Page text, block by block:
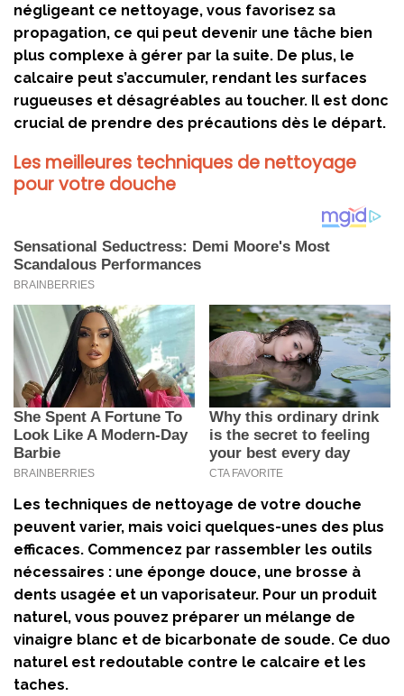
négligeant ce nettoyage, vous favorisez sa
propagation, ce qui peut devenir une tâche bien
plus complexe à gérer par la suite. De plus, le
calcaire peut s’accumuler, rendant les surfaces
rugueuses et désagréables au toucher. Il est donc
crucial de prendre des précautions dès le départ.
Les meilleures techniques de nettoyage
pour votre douche
Les techniques de nettoyage de votre douche
peuvent varier, mais voici quelques-unes des plus
efficaces. Commencez par rassembler les outils
nécessaires : une éponge douce, une brosse à
dents usagée et un vaporisateur. Pour un produit
naturel, vous pouvez préparer un mélange de
vinaigre blanc et de bicarbonate de soude. Ce duo
naturel est redoutable contre le calcaire et les
taches.